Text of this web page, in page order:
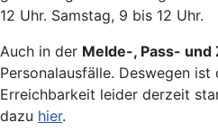
12 Uhr. Samstag, 9 bis 12 Uhr.
Auch in der Melde-, Pass- und
Personalausfälle. Deswegen
Erreichbarkeit leider derzeit
dazu hier.